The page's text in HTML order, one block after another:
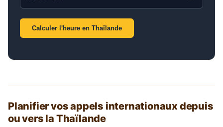
Calculer l'heure en Thaïlande
Planifier vos appels internationaux depuis
ou vers la Thaïlande